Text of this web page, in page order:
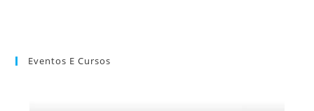
Eventos E Cursos